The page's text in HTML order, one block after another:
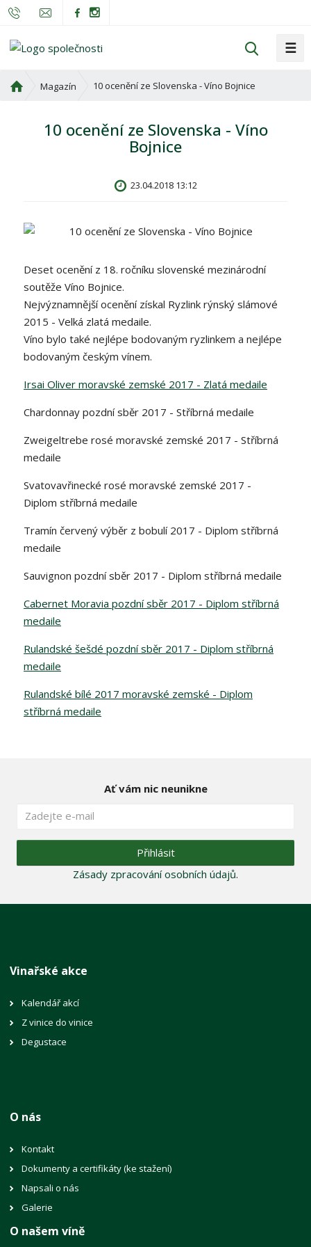
d
☰
v
a
n
Magazín 10 ocenění ze Slovenska - Víno Bojnice
10 ocenění ze Slovenska - Víno
Bojnice
23.04.2018 13:12
Deset ocenění z 18. ročníku slovenské mezinárodní
soutěže Víno Bojnice.
Nejvýznamnější ocenění získal Ryzlink rýnský slámové
2015 - Velká zlatá medaile.
Víno bylo také nejlépe bodovaným ryzlinkem a nejlépe
bodovaným českým vínem.
Irsai Oliver moravské zemské 2017 - Zlatá medaile
Chardonnay pozdní sběr 2017 - Stříbrná medaile
Zweigeltrebe rosé moravské zemské 2017 - Stříbrná
medaile
Svatovavřinecké rosé moravské zemské 2017 -
Diplom stříbrná medaile
Tramín červený výběr z bobulí 2017 - Diplom stříbrná
medaile
Sauvignon pozdní sběr 2017 - Diplom stříbrná medaile
Cabernet Moravia pozdní sběr 2017 - Diplom stříbrná
medaile
Rulandské šešdé pozdní sběr 2017 - Diplom stříbrná
medaile
Rulandské bílé 2017 moravské zemské - Diplom
stříbrná medaile
Ať vám nic neunikne
Přihlásit
Zásady zpracování osobních údajů.
Vinařské akce
Kalendář akcí
Z vinice do vinice
Degustace
O nás
Kontakt
Dokumenty a certifikáty (ke stažení)
Napsali o nás
Galerie
O našem víně